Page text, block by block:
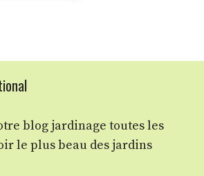
blog jardinage toutes les
le plus beau des jardins